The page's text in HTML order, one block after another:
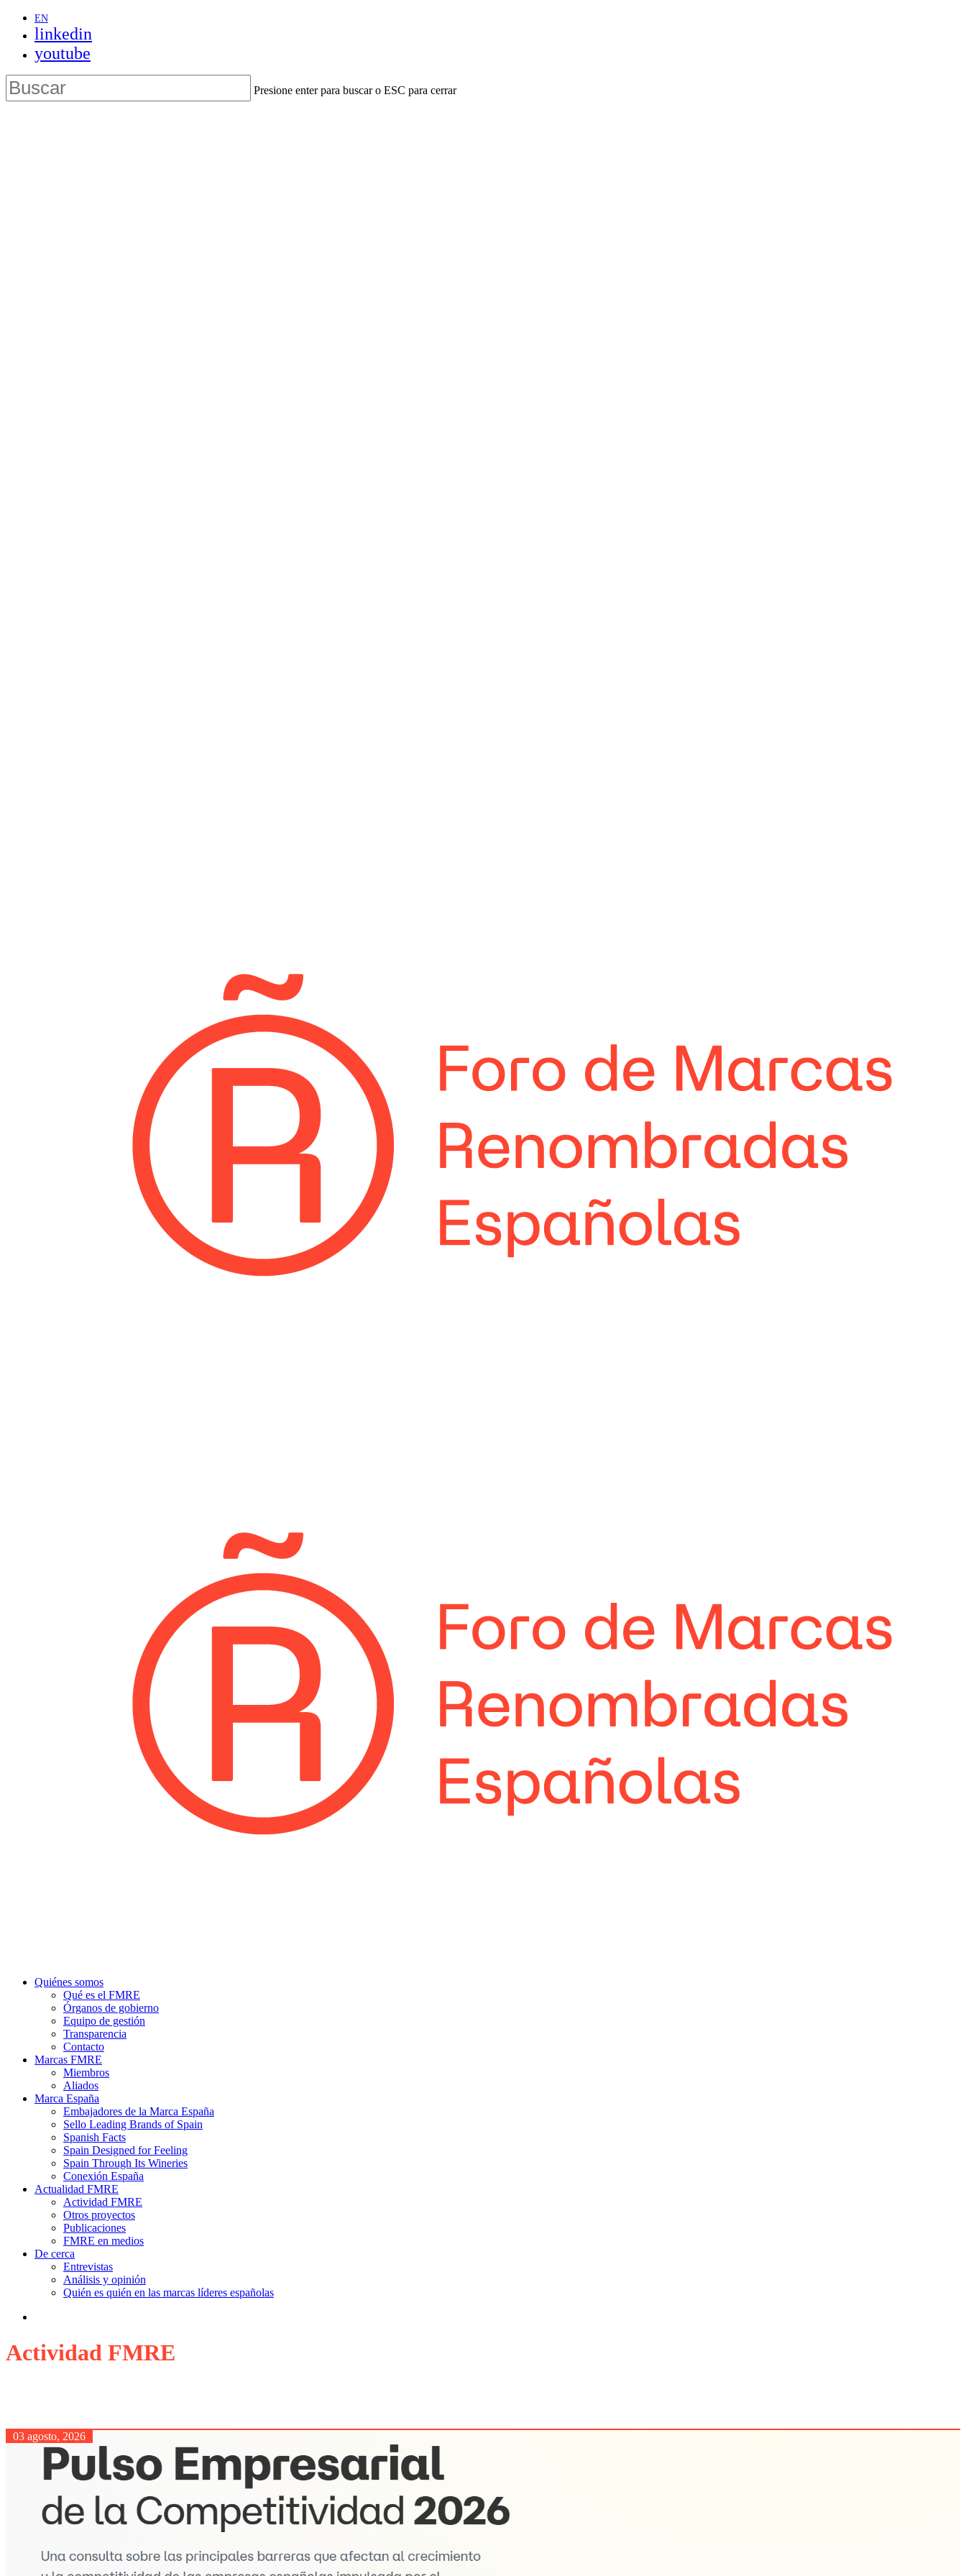
Skip
content
EN
linkedin
youtube
Presione enter para buscar o ESC para cerrar
search
Menu
Quiénes somos
Qué es el FMRE
Órganos de gobierno
Equipo de gestión
Transparencia
Contacto
Marcas FMRE
Miembros
Aliados
Marca España
Embajadores de la Marca España
Sello Leading Brands of Spain
Spanish Facts
Spain Designed for Feeling
Spain Through Its Wineries
Conexión España
Actualidad FMRE
Actividad FMRE
Otros proyectos
Publicaciones
FMRE en medios
De cerca
Entrevistas
Análisis y opinión
Quién es quién en las marcas líderes españolas
Actividad FMRE
03 agosto, 2026